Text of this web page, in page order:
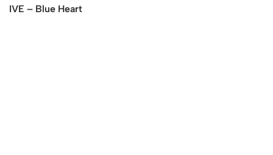
IVE – Blue Heart